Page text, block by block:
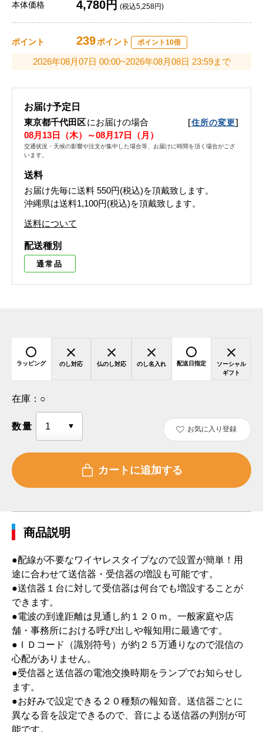
本体価格 4,780円 (税込5,258円)
ポイント 239ポイント ポイント10倍
2026年08月07日 00:00~2026年08月08日 23:59まで
お届け予定日
東京都千代田区にお届けの場合 [住所の変更]
08月13日（木）～08月17日（月）
交通状況・天候の影響や注文が集中した場合等、お届けに時間を頂く場合がござ
います。
送料
お届け先毎に送料 550円(税込)を頂戴致します。
沖縄県は送料1,100円(税込)を頂戴致します。
送料について
配送種別
通常品
ラッピング のし対応 仏のし対応 のし名入れ 配送日指定
ソーシャル
ギフト
在庫： ○
数量 お気に入り登録
商品説明
●配線が不要なワイヤレスタイプなので設置が簡単！用
途に合わせて送信器・受信器の増設も可能です。
●送信器１台に対して受信器は何台でも増設することが
できます。
●電波の到達距離は見通し約１２０ｍ。一般家庭や店
舗・事務所における呼び出しや報知用に最適です。
●ＩＤコード（識別符号）が約２５万通りなので混信の
心配がありません。
●受信器と送信器の電池交換時期をランプでお知らせし
ます。
●お好みで設定できる２０種類の報知音。送信器ごとに
異なる音を設定できるので、音による送信器の判別が可
能です。